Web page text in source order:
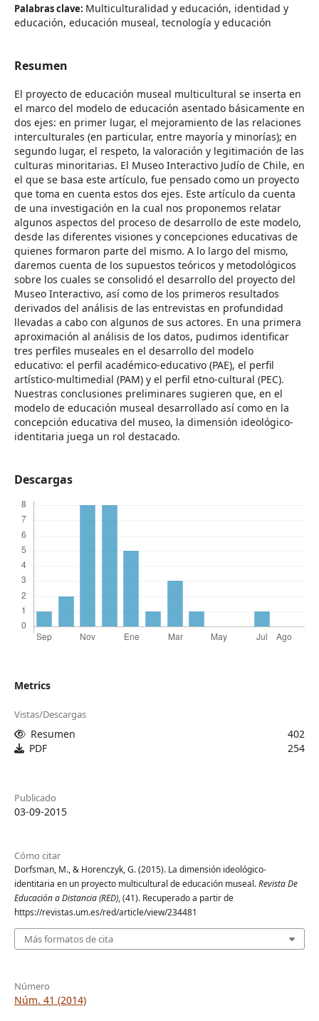
Palabras clave: Multiculturalidad y educación, identidad y
educación, educación museal, tecnología y educación
Resumen
El proyecto de educación museal multicultural se inserta en
el marco del modelo de educación asentado básicamente en
dos ejes: en primer lugar, el mejoramiento de las relaciones
interculturales (en particular, entre mayoría y minorías); en
segundo lugar, el respeto, la valoración y legitimación de las
culturas minoritarias. El Museo Interactivo Judío de Chile, en
el que se basa este artículo, fue pensado como un proyecto
que toma en cuenta estos dos ejes. Este artículo da cuenta
de una investigación en la cual nos proponemos relatar
algunos aspectos del proceso de desarrollo de este modelo,
desde las diferentes visiones y concepciones educativas de
quienes formaron parte del mismo. A lo largo del mismo,
daremos cuenta de los supuestos teóricos y metodológicos
sobre los cuales se consolidó el desarrollo del proyecto del
Museo Interactivo, así como de los primeros resultados
derivados del análisis de las entrevistas en profundidad
llevadas a cabo con algunos de sus actores. En una primera
aproximación al análisis de los datos, pudimos identificar
tres perfiles museales en el desarrollo del modelo
educativo: el perfil académico-educativo (PAE), el perfil
artístico-multimedial (PAM) y el perfil etno-cultural (PEC).
Nuestras conclusiones preliminares sugieren que, en el
modelo de educación museal desarrollado así como en la
concepción educativa del museo, la dimensión ideológico-
identitaria juega un rol destacado.
Descargas
Metrics
Vistas/Descargas
Resumen
402
PDF
254
Publicado
03-09-2015
Cómo citar
Dorfsman, M., & Horenczyk, G. (2015). La dimensión ideológico-
identitaria en un proyecto multicultural de educación museal.Revista De
Educación a Distancia (RED), (41). Recuperado a partir de
https://revistas.um.es/red/article/view/234481
Más formatos de cita
Número
Núm. 41 (2014)